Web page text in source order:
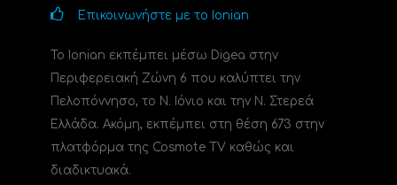
Επικοινωνήστε με το Ionian
Το Ionian εκπέμπει μέσω Digea στην
Περιφερειακή Ζώνη 6 που καλύπτει την
Πελοπόννησο, το N. Ιόνιο και την Ν. Στερεά
Ελλάδα. Ακόμη, εκπέμπει στη θέση 673 στην
πλατφόρμα της Cosmote TV καθώς και
διαδικτυακά.